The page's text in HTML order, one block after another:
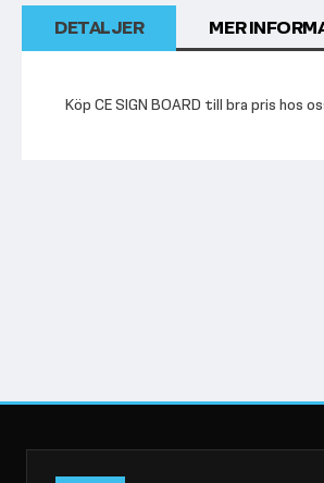
DETALJER
Köp CE SIGN BOARD till bra pris hos
MER